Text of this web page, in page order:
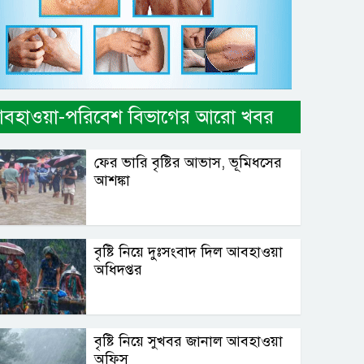
পরিবেশ বিভাগের আরো খবর
ফের ভারি বৃষ্টির আভাস, ভূমিধসের
আশঙ্কা
বৃষ্টি নিয়ে দুঃসংবাদ দিল আবহাওয়া
অধিদপ্তর
বৃষ্টি নিয়ে সুখবর জানাল আবহাওয়া
অফিস